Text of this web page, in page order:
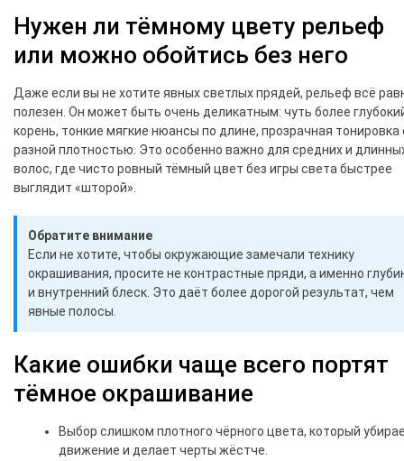
Нужен ли тёмному цвету рельеф
или можно обойтись без него
Даже если вы не хотите явных светлых прядей, рельеф всё
полезен. Он может быть очень деликатным: чуть более
корень, тонкие мягкие нюансы по длине, прозрачная тонировка
разной плотностью. Это особенно важно для средних и
волос, где чисто ровный тёмный цвет без игры света быстрее
выглядит «шторой».
Обратите внимание
Если не хотите, чтобы окружающие замечали технику
окрашивания, просите не контрастные пряди, а именно
и внутренний блеск. Это даёт более дорогой результат, чем
явные полосы.
Какие ошибки чаще всего портят
тёмное окрашивание
Выбор слишком плотного чёрного цвета, который
движение и делает черты жёстче.